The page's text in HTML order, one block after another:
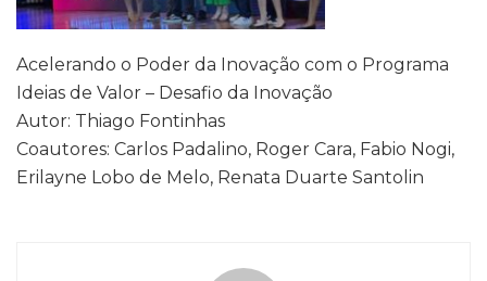
Acelerando o Poder da Inovação com o Programa
Ideias de Valor – Desafio da Inovação
Autor: Thiago Fontinhas
Coautores: Carlos Padalino, Roger Cara, Fabio Nogi,
Erilayne Lobo de Melo, Renata Duarte Santolin